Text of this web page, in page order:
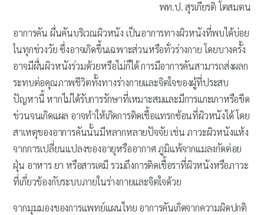
พท.ป. สุรเกียรติ โตสมตน
อาการคัน ผื่นคันบริเวณผิวหนัง เป็นอาการทางผิวหนังที่พบได้บ่อย
ในทุกช่วงวัย ซึ่งอาจเกิดขึ้นเฉพาะส่วนหรือทั่วร่างกาย โดยบางครั้ง
อาจมีผื่นผิวหนังร่วมด้วยหรือไม่ก็ได้ การมีอาการคันสามารถส่งผลก
ระทบต่อคุณภาพชีวิตทั้งทางร่างกายและจิตใจของผู้ที่ประสบ
ปัญหานี้ หากไม่ได้รับการรักษาที่เหมาะสมและมีการแกะเกาหรือขีด
ข่วนจนเกิดแผล อาจทำให้เกิดการติดเชื้อแทรกซ้อนที่ผิวหนังได้ โดย
สาเหตุของอาการคันนั้นมีหลากหลายปัจจัย เช่น ภาวะผิวหนังแห้ง
จากการเปลี่ยนแปลงของอายุหรืออากาศ ภูมิแพ้จากแมลงกัดต่อย
ฝุ่น อาหาร ยา หรือสารเคมี รวมถึงการติดเชื้อราที่ผิวหนังหรือภาวะ
ที่เกี่ยวข้องกับระบบภายในร่างกายและจิตใจด้วย
จากมุมมองของการแพทย์แผนไทย อาการคันเกิดจากความผิดปกติ